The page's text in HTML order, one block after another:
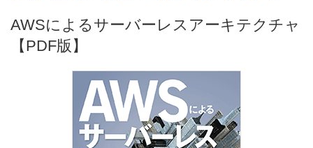
AWSによるサーバーレスアーキテクチャ
【PDF版】